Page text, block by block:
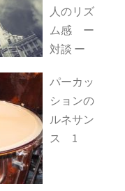
人のリズ
ム感 ー
対談 ー
パーカッ
ションの
ルネサン
ス 1